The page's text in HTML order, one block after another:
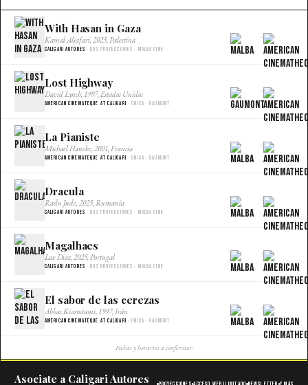
With Hasan in Gaza
Kamal Aljafari, 2025, Palestina
Caligari Autores · Dos proyecciones · Malba Cine
×
Lost Highway
David Lynch, 1997, Estados Unidos
American Cinemateque at Caligari · Única · Gaumont
×
La Pianiste
Michael Haneke, 2001, Francia
American Cinemateque at Caligari · Única · Gaumont
×
Dracula
Radu Jude, 2025, Rumania
Caligari Autores · Dos proyecciones · Malba Cine
×
Magalhaes
Lav Diaz, 2025, Portugal
Caligari Autores · Dos proyecciones · Malba Cine
×
El sabor de las cerezas
Abbas Kiarostami, 1997, Irán
American Cinemateque at Caligari · Única · Gaumont
×
Fechas y horarios a confirmar
Asociate a Caligari Autores